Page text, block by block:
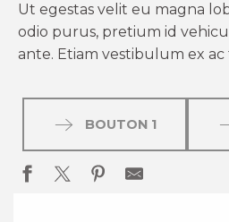
Ut egestas velit eu magna
odio purus, pretium id
ante. Etiam vestibulum ex ac
BOUTON 1